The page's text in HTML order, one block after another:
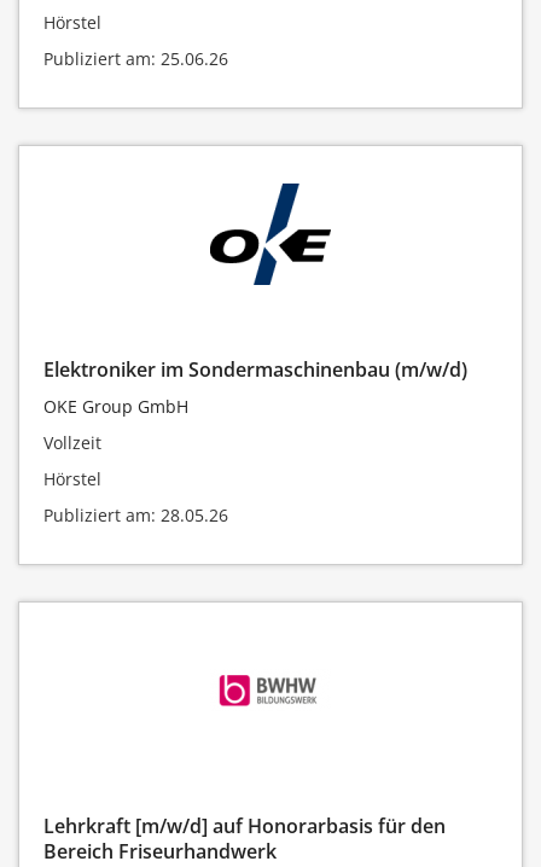
Hörstel
Publiziert am: 25.06.26
Elektroniker im Sondermaschinenbau (m/w/d)
OKE Group GmbH
Vollzeit
Hörstel
Publiziert am: 28.05.26
Lehrkraft [m/w/d] auf Honorarbasis für den
Bereich Friseurhandwerk